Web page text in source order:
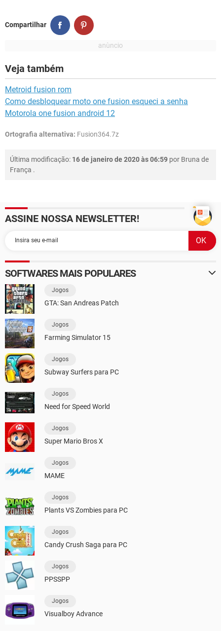
Compartilhar
Veja também
Metroid fusion rom
Como desbloquear moto one fusion esqueci a senha
Motorola one fusion android 12
Ortografia alternativa: Fusion364.7z
Última modificação: 16 de janeiro de 2020 às 06:59 por Bruna de
França .
ASSINE NOSSA NEWSLETTER!
SOFTWARES MAIS POPULARES
Jogos
GTA: San Andreas Patch
Jogos
Farming Simulator 15
Jogos
Subway Surfers para PC
Jogos
Need for Speed World
Jogos
Super Mario Bros X
Jogos
MAME
Jogos
Plants VS Zombies para PC
Jogos
Candy Crush Saga para PC
Jogos
PPSSPP
Jogos
Visualboy Advance